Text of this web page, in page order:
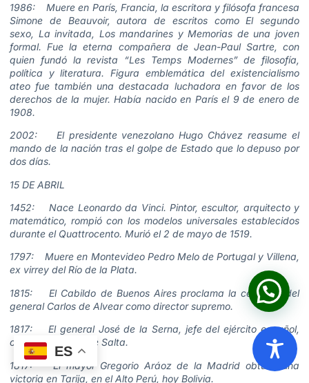
1986: Muere en París, Francia, la escritora y filósofa francesa
Simone de Beauvoir, autora de escritos como El segundo
sexo, La invitada, Los mandarines y Memorias de una joven
formal. Fue la eterna compañera de Jean-Paul Sartre, con
quien fundó la revista “Les Temps Modernes” de filosofía,
política y literatura. Figura emblemática del existencialismo
ateo fue también una destacada luchadora en favor de los
derechos de la mujer. Había nacido en París el 9 de enero de
1908.
2002: El presidente venezolano Hugo Chávez reasume el
mando de la nación tras el golpe de Estado que lo depuso por
dos días.
15 DE ABRIL
1452: Nace Leonardo da Vinci. Pintor, escultor, arquitecto y
matemático, rompió con los modelos universales establecidos
durante el Quattrocento. Murió el 2 de mayo de 1519.
1797: Muere en Montevideo Pedro Melo de Portugal y Villena,
ex virrey del Río de la Plata.
1815: El Cabildo de Buenos Aires proclama la cesación del
general Carlos de Alvear como director supremo.
1817: El general José de la Serna, jefe del ejército español,
ocupa la ciudad de Salta.
1817: El mayor Gregorio Aráoz de la Madrid obtuvo una
victoria en Tarija, en el Alto Perú, hoy Bolivia.
ES